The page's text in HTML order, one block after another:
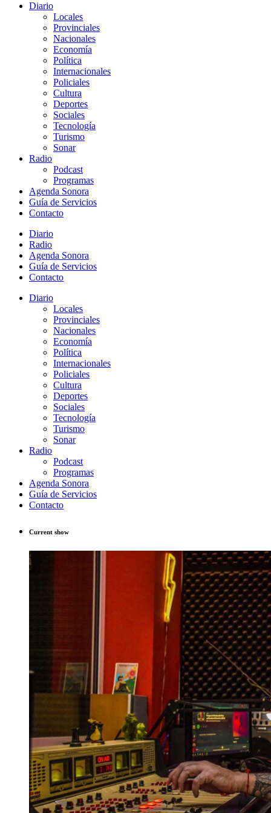
Diario
Locales
Provinciales
Nacionales
Economía
Política
Internacionales
Policiales
Cultura
Deportes
Sociales
Tecnología
Turismo
Sonar
Radio
Podcast
Programas
Agenda Sonora
Guía de Servicios
Contacto
Diario
Radio
Agenda Sonora
Guía de Servicios
Contacto
Diario
Locales
Provinciales
Nacionales
Economía
Política
Internacionales
Policiales
Cultura
Deportes
Sociales
Tecnología
Turismo
Sonar
Radio
Podcast
Programas
Agenda Sonora
Guía de Servicios
Contacto
Current show